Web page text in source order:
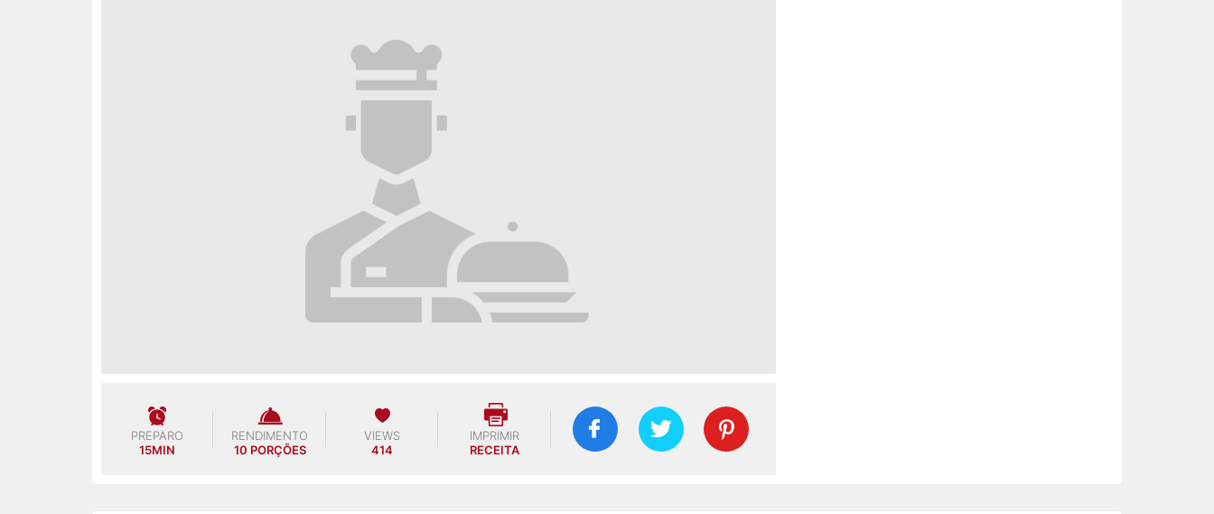
PREPARO
15MIN
RENDIMENTO
10 PORÇÕES
VIEWS
414
IMPRIMIR
RECEITA